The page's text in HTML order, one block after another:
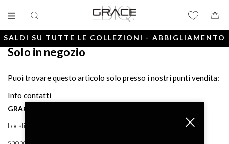
SALDI SU TUTTE LE COLLEZIONI - ABBIGLIAMENTO
Solo in negozio
Puoi trovare questo articolo solo presso i nostri punti vendita:
Info contatti
GRACE BTQ
Località Porto, 38 58043 - PUNTA ALA (GR) GRACE BTQ
shoponline@gracebtq.com